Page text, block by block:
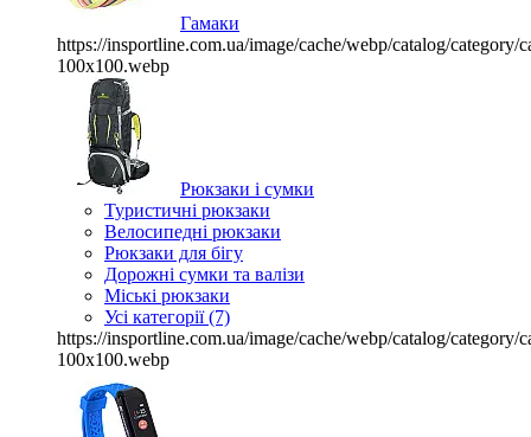
Гамаки
https://insportline.com.ua/image/cache/webp/catalog/category/
100x100.webp
Рюкзаки і сумки
Туристичні рюкзаки
Велосипедні рюкзаки
Рюкзаки для бігу
Дорожні сумки та валізи
Міські рюкзаки
Усі категорії (7)
https://insportline.com.ua/image/cache/webp/catalog/category/
100x100.webp